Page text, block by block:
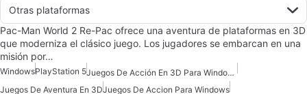
Otras plataformas
Pac-Man World 2 Re-Pac ofrece una aventura de plataformas en 3D
que moderniza el clásico juego. Los jugadores se embarcan en una
misión por…
WindowsPlayStation 5
Juegos De Acción En 3D Para Windows
Juegos De Aventura En 3DJuegos De Accion Para Windows